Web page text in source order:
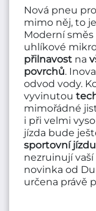
Nová pneu
mimo něj, to
Moderní
uhlíkové
přilnavost na
povrchů.
odvod vody.
vyvinutou
mimořádné
i při velmi
jízda bude
sportovní jízdu
nezruinují
novinka od
určena právě